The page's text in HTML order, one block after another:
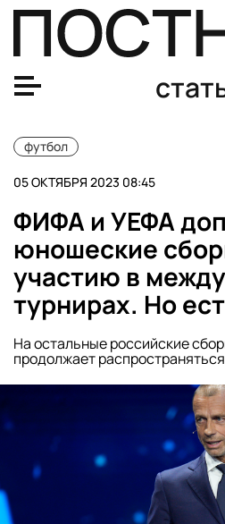
футбол
05 ОКТЯБРЯ 2023 08:45
ФИФА и УЕФА
юношеские
участию в
турнирах. Но
На остальные российские
продолжает распространяться
«Челси» впервые с августа